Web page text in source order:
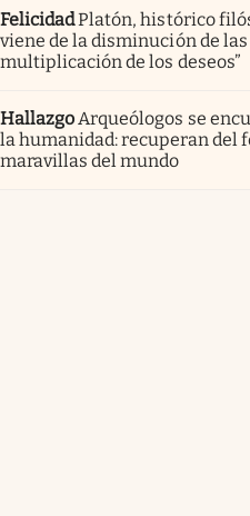
FelicidadPlatón, histórico
viene de la disminución de
multiplicación de los deseos”
Hallazgo Arqueólogos se
la humanidad: recuperan del
maravillas del mundo